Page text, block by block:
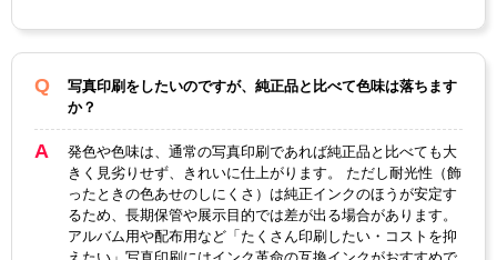
顔
料・
染料
染料
ICチ
ップ
あり
製品
タイ
プ
互換インク
写真印刷をしたいのですが、純正品と比べて色味は落ちます
か？
発色や色味は、通常の写真印刷であれば純正品と比べても大
きく見劣りせず、きれいに仕上がります。 ただし耐光性（飾
ったときの色あせのしにくさ）は純正インクのほうが安定す
るため、長期保管や展示目的では差が出る場合があります。
アルバム用や配布用など「たくさん印刷したい・コストを抑